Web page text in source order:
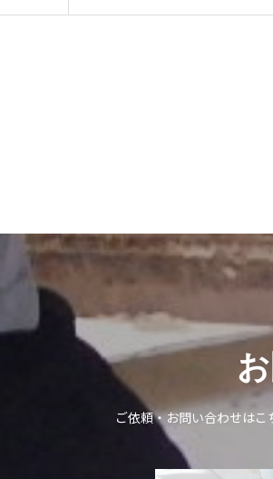
ご依頼・お問い合わせは